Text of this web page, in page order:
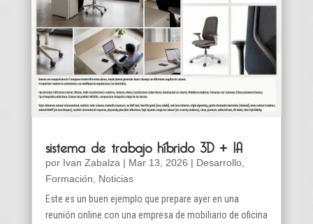
sistema de trabajo híbrido 3D + IA
por Ivan Zabalza | Mar 13, 2026 | Desarrollo,
Formación
Noticias
Este es un buen ejemplo que prepare ayer en una
reunión online con una empresa de mobiliario de oficina